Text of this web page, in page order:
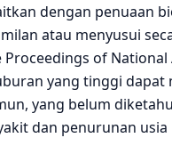
dengan penuaan
atau menyusui
of
yang tinggi
yang belum
dan penurunan